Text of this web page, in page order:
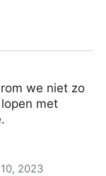
we niet zo
met
2023